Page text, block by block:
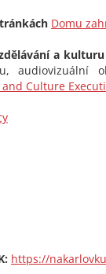
Domu
a kulturu
audiovizuální
Culture
https://